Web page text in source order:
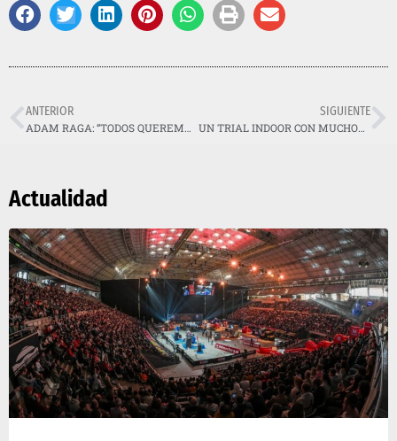
ANTERIOR
ADAM RAGA: “TODOS QUEREMOS GANAR EN BARCELONA; ES LA CARRERA DEL AÑO”
SIGUIENTE
UN TRIAL INDOOR CON MUCHOS CAMBIOS…
Actualidad